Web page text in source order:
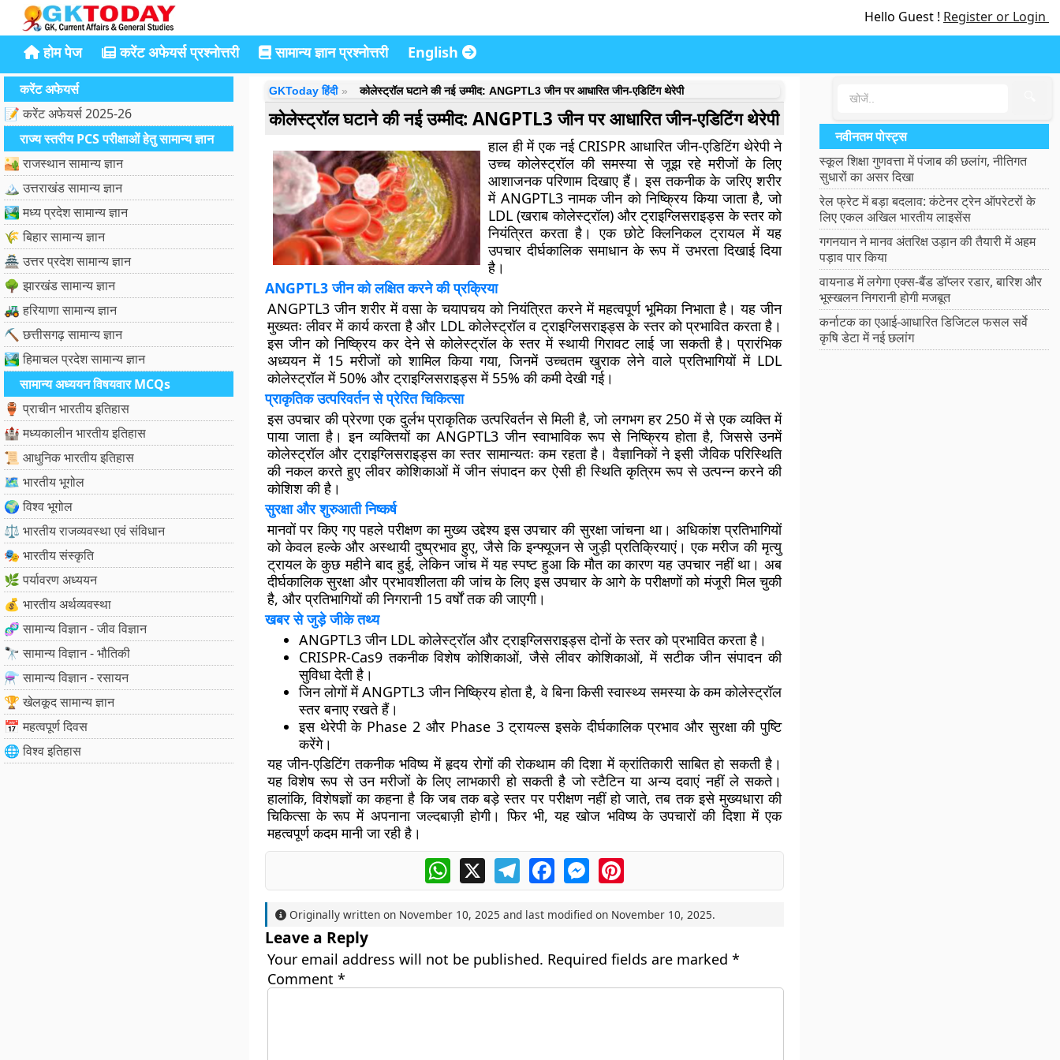
Hello Guest ! Register or Login
होम पेज करेंट अफेयर्स प्रश्नोत्तरी सामान्य ज्ञान प्रश्नोत्तरी English
करेंट अफेयर्स
📝 करेंट अफेयर्स 2025-26
राज्य स्तरीय PCS परीक्षाओं हेतु सामान्य ज्ञान
🏜️ राजस्थान सामान्य ज्ञान
🏔️ उत्तराखंड सामान्य ज्ञान
🏞️ मध्य प्रदेश सामान्य ज्ञान
🌾 बिहार सामान्य ज्ञान
🏯 उत्तर प्रदेश सामान्य ज्ञान
🌳 झारखंड सामान्य ज्ञान
🚜 हरियाणा सामान्य ज्ञान
⛏️ छत्तीसगढ़ सामान्य ज्ञान
🏞️ हिमाचल प्रदेश सामान्य ज्ञान
सामान्य अध्ययन विषयवार MCQs
🏺 प्राचीन भारतीय इतिहास
🏰 मध्यकालीन भारतीय इतिहास
📜 आधुनिक भारतीय इतिहास
🗺️ भारतीय भूगोल
🌍 विश्व भूगोल
⚖️ भारतीय राजव्यवस्था एवं संविधान
🎭 भारतीय संस्कृति
🌿 पर्यावरण अध्ययन
💰 भारतीय अर्थव्यवस्था
🧬 सामान्य विज्ञान - जीव विज्ञान
🔭 सामान्य विज्ञान - भौतिकी
⚗️ सामान्य विज्ञान - रसायन
🏆 खेलकूद सामान्य ज्ञान
📅 महत्वपूर्ण दिवस
🌐 विश्व इतिहास
GKToday हिंदी कोलेस्ट्रॉल घटाने की नई उम्मीद: ANGPTL3 जीन पर आधारित जीन-एडिटिंग थेरेपी
कोलेस्ट्रॉल घटाने की नई उम्मीद: ANGPTL3 जीन पर आधारित जीन-एडिटिंग थेरेपी
हाल ही में एक नई CRISPR आधारित जीन-एडिटिंग थेरेपी ने
उच्च कोलेस्ट्रॉल की समस्या से जूझ रहे मरीजों के लिए
आशाजनक परिणाम दिखाए हैं। इस तकनीक के जरिए शरीर
में ANGPTL3 नामक जीन को निष्क्रिय किया जाता है, जो
LDL (खराब कोलेस्ट्रॉल) और ट्राइग्लिसराइड्स के स्तर को
नियंत्रित करता है। एक छोटे क्लिनिकल ट्रायल में यह
उपचार दीर्घकालिक समाधान के रूप में उभरता दिखाई दिया
है।
ANGPTL3 जीन को लक्षित करने की प्रक्रिया
ANGPTL3 जीन शरीर में वसा के चयापचय को नियंत्रित करने में महत्वपूर्ण भूमिका निभाता है। यह जीन
मुख्यतः लीवर में कार्य करता है और LDL कोलेस्ट्रॉल व ट्राइग्लिसराइड्स के स्तर को प्रभावित करता है।
इस जीन को निष्क्रिय कर देने से कोलेस्ट्रॉल के स्तर में स्थायी गिरावट लाई जा सकती है। प्रारंभिक
अध्ययन में 15 मरीजों को शामिल किया गया, जिनमें उच्चतम खुराक लेने वाले प्रतिभागियों में LDL
कोलेस्ट्रॉल में 50% और ट्राइग्लिसराइड्स में 55% की कमी देखी गई।
प्राकृतिक उत्परिवर्तन से प्रेरित चिकित्सा
इस उपचार की प्रेरणा एक दुर्लभ प्राकृतिक उत्परिवर्तन से मिली है, जो लगभग हर 250 में से एक व्यक्ति में
पाया जाता है। इन व्यक्तियों का ANGPTL3 जीन स्वाभाविक रूप से निष्क्रिय होता है, जिससे उनमें
कोलेस्ट्रॉल और ट्राइग्लिसराइड्स का स्तर सामान्यतः कम रहता है। वैज्ञानिकों ने इसी जैविक परिस्थिति
की नकल करते हुए लीवर कोशिकाओं में जीन संपादन कर ऐसी ही स्थिति कृत्रिम रूप से उत्पन्न करने की
कोशिश की है।
सुरक्षा और शुरुआती निष्कर्ष
मानवों पर किए गए पहले परीक्षण का मुख्य उद्देश्य इस उपचार की सुरक्षा जांचना था। अधिकांश प्रतिभागियों
को केवल हल्के और अस्थायी दुष्प्रभाव हुए, जैसे कि इन्फ्यूजन से जुड़ी प्रतिक्रियाएं। एक मरीज की मृत्यु
ट्रायल के कुछ महीने बाद हुई, लेकिन जांच में यह स्पष्ट हुआ कि मौत का कारण यह उपचार नहीं था। अब
दीर्घकालिक सुरक्षा और प्रभावशीलता की जांच के लिए इस उपचार के आगे के परीक्षणों को मंजूरी मिल चुकी
है, और प्रतिभागियों की निगरानी 15 वर्षों तक की जाएगी।
खबर से जुड़े जीके तथ्य
ANGPTL3 जीन LDL कोलेस्ट्रॉल और ट्राइग्लिसराइड्स दोनों के स्तर को प्रभावित करता है।
CRISPR-Cas9 तकनीक विशेष कोशिकाओं, जैसे लीवर कोशिकाओं, में सटीक जीन संपादन की
सुविधा देती है।
जिन लोगों में ANGPTL3 जीन निष्क्रिय होता है, वे बिना किसी स्वास्थ्य समस्या के कम कोलेस्ट्रॉल
स्तर बनाए रखते हैं।
इस थेरेपी के Phase 2 और Phase 3 ट्रायल्स इसके दीर्घकालिक प्रभाव और सुरक्षा की पुष्टि
करेंगे।
यह जीन-एडिटिंग तकनीक भविष्य में हृदय रोगों की रोकथाम की दिशा में क्रांतिकारी साबित हो सकती है।
यह विशेष रूप से उन मरीजों के लिए लाभकारी हो सकती है जो स्टैटिन या अन्य दवाएं नहीं ले सकते।
हालांकि, विशेषज्ञों का कहना है कि जब तक बड़े स्तर पर परीक्षण नहीं हो जाते, तब तक इसे मुख्यधारा की
चिकित्सा के रूप में अपनाना जल्दबाज़ी होगी। फिर भी, यह खोज भविष्य के उपचारों की दिशा में एक
महत्वपूर्ण कदम मानी जा रही है।
WhatsApp
X TelegramFacebookMessengerPinterest
Originally written on November 10, 2025 and last modified on November 10, 2025.
Leave a Reply
Your email address will not be published. Required fields are marked *
Comment *
नवीनतम पोस्ट्स
स्कूल शिक्षा गुणवत्ता में पंजाब की छलांग, नीतिगत
सुधारों का असर दिखा
रेल फ्रेट में बड़ा बदलाव: कंटेनर ट्रेन ऑपरेटरों के
लिए एकल अखिल भारतीय लाइसेंस
गगनयान ने मानव अंतरिक्ष उड़ान की तैयारी में अहम
पड़ाव पार किया
वायनाड में लगेगा एक्स-बैंड डॉप्लर रडार, बारिश और
भूस्खलन निगरानी होगी मजबूत
कर्नाटक का एआई-आधारित डिजिटल फसल सर्वे
कृषि डेटा में नई छलांग